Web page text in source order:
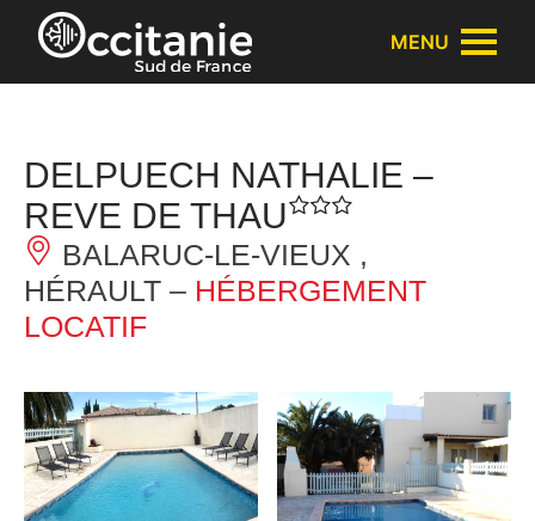
Panneau de gestion des cookies
MENU
DELPUECH NATHALIE –
REVE DE THAU
BALARUC-LE-VIEUX ,
HÉRAULT – HÉBERGEMENT
LOCATIF